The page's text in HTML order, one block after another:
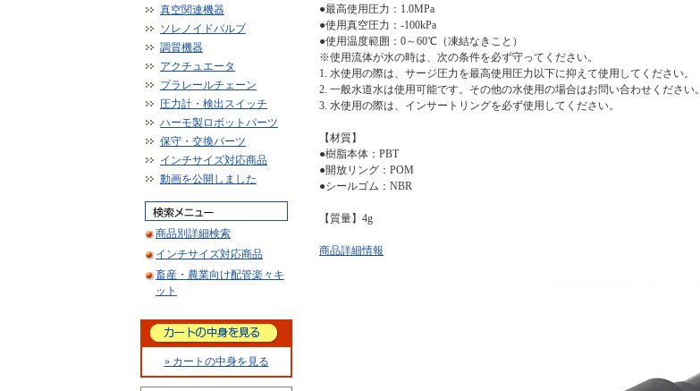
真空関連機器
ソレノイドバルブ
調質機器
アクチュエータ
プラレールチェーン
圧力計・検出スイッチ
ハーモ製ロボットパーツ
保守・交換パーツ
インチサイズ対応商品
動画を公開しました
商品別詳細検索
インチサイズ対応商品
畜産・農業向け配管楽々キ
ット
» カートの中身を見る
●最高使用圧力：1.0MPa
●使用真空圧力：-100kPa
●使用温度範囲：0～60℃（凍結なきこと）
※使用流体が水の時は、次の条件を必ず守ってください。
1. 水使用の際は、サージ圧力を最高使用圧力以下に抑えて使用してください。
2. 一般水道水は使用可能です。その他の水使用の場合はお問い合わせください。
3. 水使用の際は、インサートリングを必ず使用してください。
【材質】
●樹脂本体：PBT
●開放リング：POM
●シールゴム：NBR
【質量】4g
商品詳細情報